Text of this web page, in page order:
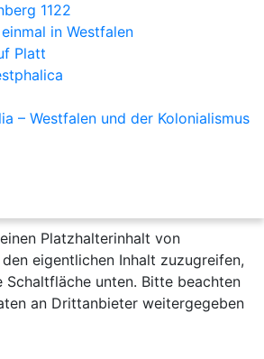
1122
in Westfalen
Platt
– Westfalen und der Kolonialismus
Platzhalterinhalt von
eigentlichen Inhalt zuzugreifen,
Schaltfläche unten. Bitte beachten
an Drittanbieter weitergegeben